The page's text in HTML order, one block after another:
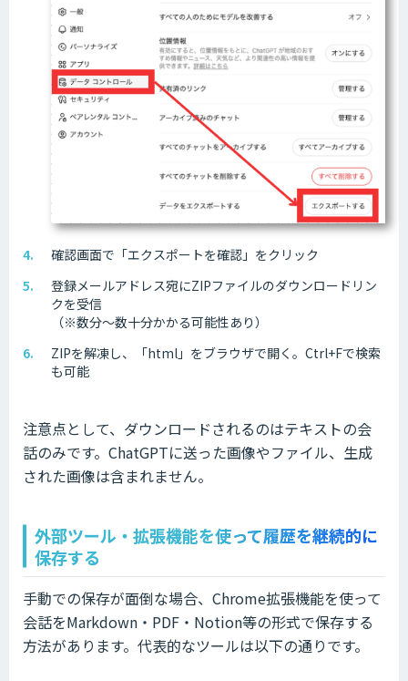
確認画面で「エクスポートを確認」をクリック
登録メールアドレス宛にZIPファイルのダウンロードリン
クを受信
（※数分～数十分かかる可能性あり）
ZIPを解凍し、「html」をブラウザで開く。Ctrl+Fで検索
も可能
注意点として、ダウンロードされるのはテキストの会
話のみです。ChatGPTに送った画像やファイル、生成
された画像は含まれません。
外部ツール・拡張機能を使って履歴を継続的に
保存する
手動での保存が面倒な場合、Chrome拡張機能を使って
会話をMarkdown・PDF・Notion等の形式で保存する
方法があります。代表的なツールは以下の通りです。